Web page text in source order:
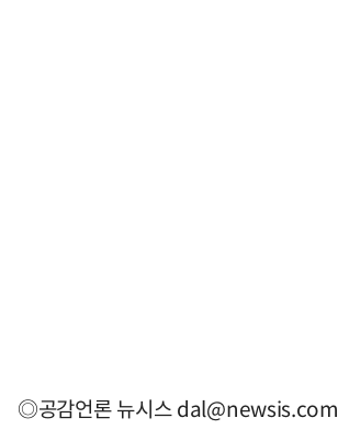
◎공감언론 뉴시스dal@newsis.com